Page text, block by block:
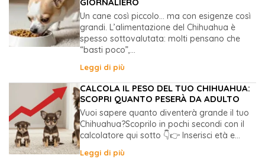
Un cane così piccolo… ma con esigenze così
grandi. L’alimentazione del Chihuahua è
spesso sottovalutata: molti pensano che
“basti poco”,...
Leggi di più
CALCOLA IL PESO DEL TUO CHIHUAHUA:
SCOPRI QUANTO PESERÀ DA ADULTO
Vuoi sapere quanto diventerà grande il tuo
Chihuahua?Scoprilo in pochi secondi con il
calcolatore qui sotto 👇👉 Inserisci età e...
Leggi di più